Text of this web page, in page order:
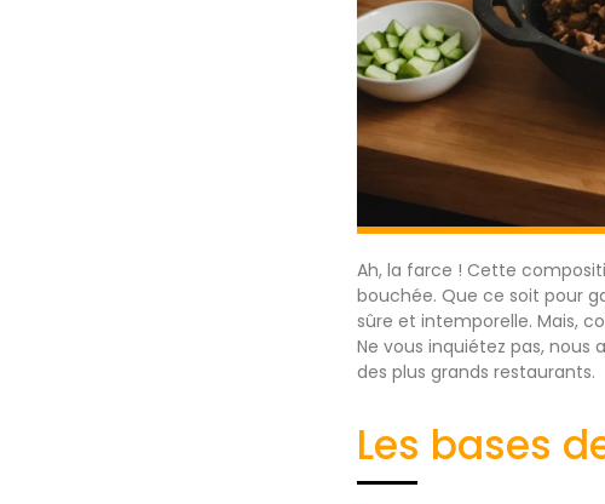
Ah, la farce ! Cette
bouchée. Que ce soit pour
sûre et intemporelle. Mais,
Ne vous inquiétez pas, nous
des plus grands restaurants.
Les bases